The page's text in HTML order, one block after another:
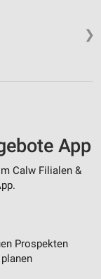
❯
App
Calw Filialen &
Prospekten